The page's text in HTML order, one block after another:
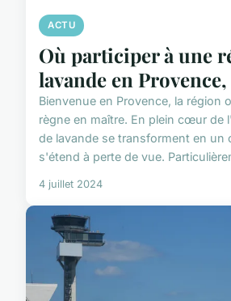
ACTU
Où participer à une
lavande en
Bienvenue en Provence, la région
règne en maître. En plein cœur de
de lavande se transforment en un
s'étend à perte de vue.
4 juillet 2024